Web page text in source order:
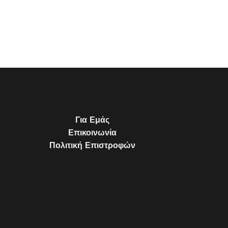
Για Εμάς
Επικοινωνία
Πολιτική Επιστροφών